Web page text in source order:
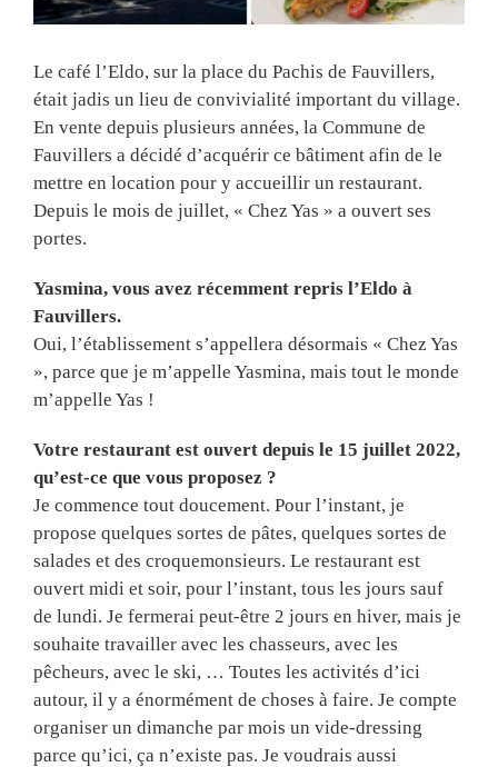
Le café l’Eldo, sur la place du Pachis de Fauvillers,
était jadis un lieu de convivialité important du village.
En vente depuis plusieurs années, la Commune de
Fauvillers a décidé d’acquérir ce bâtiment afin de le
mettre en location pour y accueillir un restaurant.
Depuis le mois de juillet, « Chez Yas » a ouvert ses
portes.
Yasmina, vous avez récemment repris l’Eldo à
Fauvillers.
Oui, l’établissement s’appellera désormais « Chez Yas
», parce que je m’appelle Yasmina, mais tout le monde
m’appelle Yas !
Votre restaurant est ouvert depuis le 15 juillet 2022,
qu’est-ce que vous proposez ?
Je commence tout doucement. Pour l’instant, je
propose quelques sortes de pâtes, quelques sortes de
salades et des croquemonsieurs. Le restaurant est
ouvert midi et soir, pour l’instant, tous les jours sauf
de lundi. Je fermerai peut-être 2 jours en hiver, mais je
souhaite travailler avec les chasseurs, avec les
pêcheurs, avec le ski, … Toutes les activités d’ici
autour, il y a énormément de choses à faire. Je compte
organiser un dimanche par mois un vide-dressing
parce qu’ici, ça n’existe pas. Je voudrais aussi